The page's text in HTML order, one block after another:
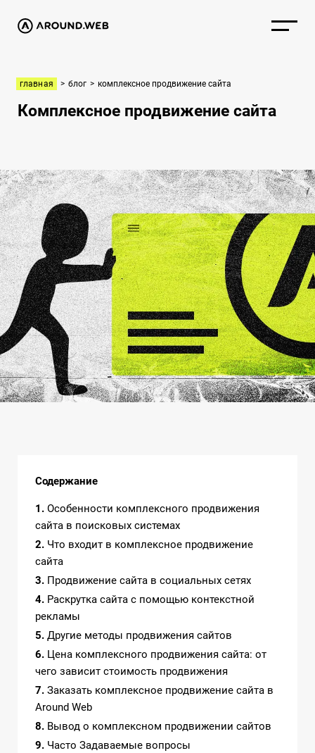
главная > блог > комплексное продвижение сайта
Комплексное продвижение сайта
Содержание
1
Особенности комплексного продвижения
сайта в поисковых системах
2 Что входит в комплексное продвижение
сайта
3 Продвижение сайта в социальных сетях
4 Раскрутка сайта с помощью контекстной
рекламы
5 Другие методы продвижения сайтов
6 Цена комплексного продвижения сайта: от
чего зависит стоимость продвижения
7 Заказать комплексное продвижение сайта в
Around Web
8 Вывод о комплексном продвижении сайтов
9 Часто Задаваемые вопросы